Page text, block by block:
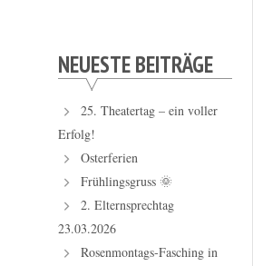
NEUESTE BEITRÄGE
25. Theatertag – ein voller
Erfolg!
Osterferien
Frühlingsgruss 🌞
2. Elternsprechtag
23.03.2026
Rosenmontags-Fasching in